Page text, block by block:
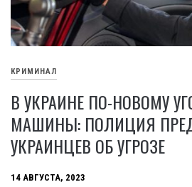
КРИМИНАЛ
В УКРАИНЕ ПО-НОВОМУ
МАШИНЫ: ПОЛИЦИЯ
УКРАИНЦЕВ ОБ УГРОЗЕ
14 АВГУСТА, 2023